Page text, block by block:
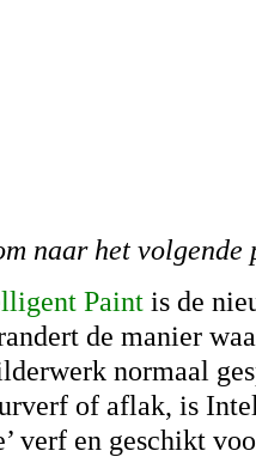
naar het
Paint is de
de manier
normaal
of aflak, is
verf en geschikt